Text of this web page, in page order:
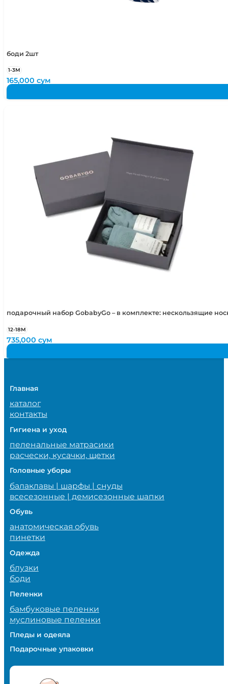
боди 2шт
1-3М
165,000сум
подарочный набор GobabyGo – в комплекте: нескользящие
12-18М
735,000сум
Главная
каталог
контакты
Гигиена и уход
пеленальные матрасики
расчески, кусачки, щетки
Головные уборы
балаклавы | шарфы | снуды
всесезонные | демисезонные шапки
Обувь
анатомическая обувь
пинетки
Одежда
блузки
боди
Пеленки
бамбуковые пеленки
муслиновые пеленки
Пледы и одеяла
Подарочные упаковки